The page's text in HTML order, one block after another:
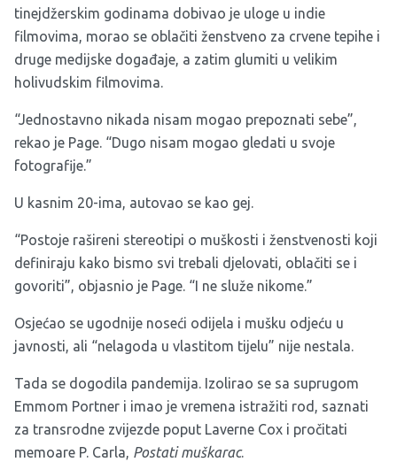
tinejdžerskim godinama dobivao je uloge u indie
filmovima, morao se oblačiti ženstveno za crvene tepihe i
druge medijske događaje, a zatim glumiti u velikim
holivudskim filmovima.
“Jednostavno nikada nisam mogao prepoznati sebe”,
rekao je Page. “Dugo nisam mogao gledati u svoje
fotografije.”
U kasnim 20-ima, autovao se kao gej.
“Postoje rašireni stereotipi o muškosti i ženstvenosti koji
definiraju kako bismo svi trebali djelovati, oblačiti se i
govoriti”, objasnio je Page. “I ne služe nikome.”
Osjećao se ugodnije noseći odijela i mušku odjeću u
javnosti, ali “nelagoda u vlastitom tijelu” nije nestala.
Tada se dogodila pandemija. Izolirao se sa suprugom
Emmom Portner i imao je vremena istražiti rod, saznati
za transrodne zvijezde poput Laverne Cox i pročitati
memoare P. Carla, Postati muškarac.